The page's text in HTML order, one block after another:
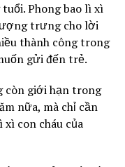
Phong bao lì xì
trưng cho lời
thành công trong
gửi đến trẻ.
còn giới hạn trong
nữa, mà chỉ cần
con cháu của